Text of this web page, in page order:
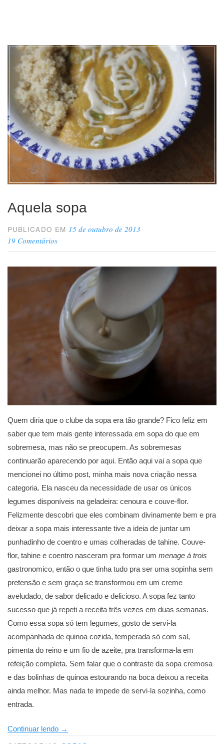
de
fora
pra
dentro”
Aquela sopa
PUBLICADO EM 15 de outubro de 2013
19 Comentários
Quem diria que o clube da sopa era tão grande? Fico feliz em
saber que tem mais gente interessada em sopa do que em
sobremesa, mas não se preocupem. As sobremesas
continuarão aparecendo por aqui. Então aqui vai a sopa que
mencionei no último post, minha mais nova criação nessa
categoria. Ela nasceu da necessidade de usar os únicos
legumes disponíveis na geladeira: cenoura e couve-flor.
Felizmente descobri que eles combinam divinamente bem e pra
deixar a sopa mais interessante tive a ideia de juntar um
punhadinho de coentro e umas colheradas de tahine. Couve-
flor, tahine e coentro nasceram pra formar um menage à trois
gastronomico, então o que tinha tudo pra ser uma sopinha sem
pretensão e sem graça se transformou em um creme
aveludado, de sabor delicado e delicioso. A sopa fez tanto
sucesso que já repeti a receita três vezes em duas semanas.
Como essa sopa só tem legumes, gosto de servi-la
acompanhada de quinoa cozida, temperada só com sal,
pimenta do reino e um fio de azeite, pra transforma-la em
refeição completa. Sem falar que o contraste da sopa cremosa
e das bolinhas de quinoa estourando na boca deixou a receita
ainda melhor. Mas nada te impede de servi-la sozinha, como
entrada.
Continuar lendo “Aquela
sopa”
→